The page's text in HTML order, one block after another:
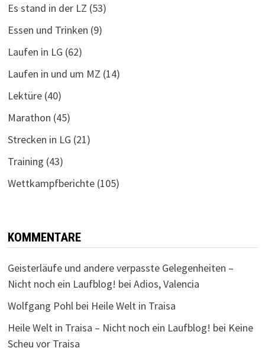
Es stand in der LZ (53)
Essen und Trinken (9)
Laufen in LG (62)
Laufen in und um MZ (14)
Lektüre(40)
Marathon (45)
Strecken in LG (21)
Training (43)
Wettkampfberichte(105)
KOMMENTARE
Geisterläufe und andere verpasste Gelegenheiten –
Nicht noch ein Laufblog! bei Adios, Valencia
Wolfgang Pohl bei Heile Welt in Traisa
Heile Welt in Traisa – Nicht noch ein Laufblog! bei Keine
Scheu vor Traisa